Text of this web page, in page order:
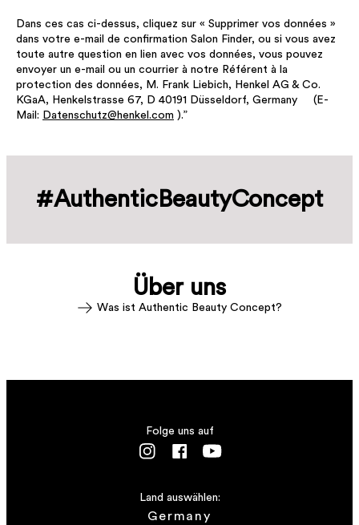
Dans ces cas ci-dessus, cliquez sur « Supprimer vos données »
dans votre e-mail de confirmation Salon Finder, ou si vous avez
toute autre question en lien avec vos données, vous pouvez
envoyer un e-mail ou un courrier à notre Référent à la
protection des données, M. Frank Liebich, Henkel AG & Co.
KGaA, Henkelstrasse 67, D 40191 Düsseldorf, Germany (E-
Mail: Datenschutz@henkel.com ).”
#AuthenticBeautyConcept
Über uns
Was ist Authentic Beauty Concept?
Land auswählen:
Germany
Folge uns auf